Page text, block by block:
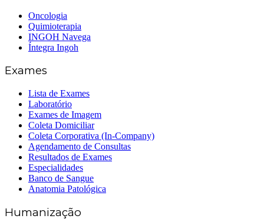
Oncologia
Quimioterapia
INGOH Navega
Íntegra Ingoh
Exames
Lista de Exames
Laboratório
Exames de Imagem
Coleta Domiciliar
Coleta Corporativa (In-Company)
Agendamento de Consultas
Resultados de Exames
Especialidades
Banco de Sangue
Anatomia Patológica
Humanização